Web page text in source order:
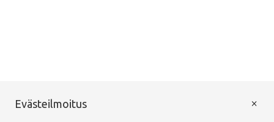
Evästeilmoitus ×